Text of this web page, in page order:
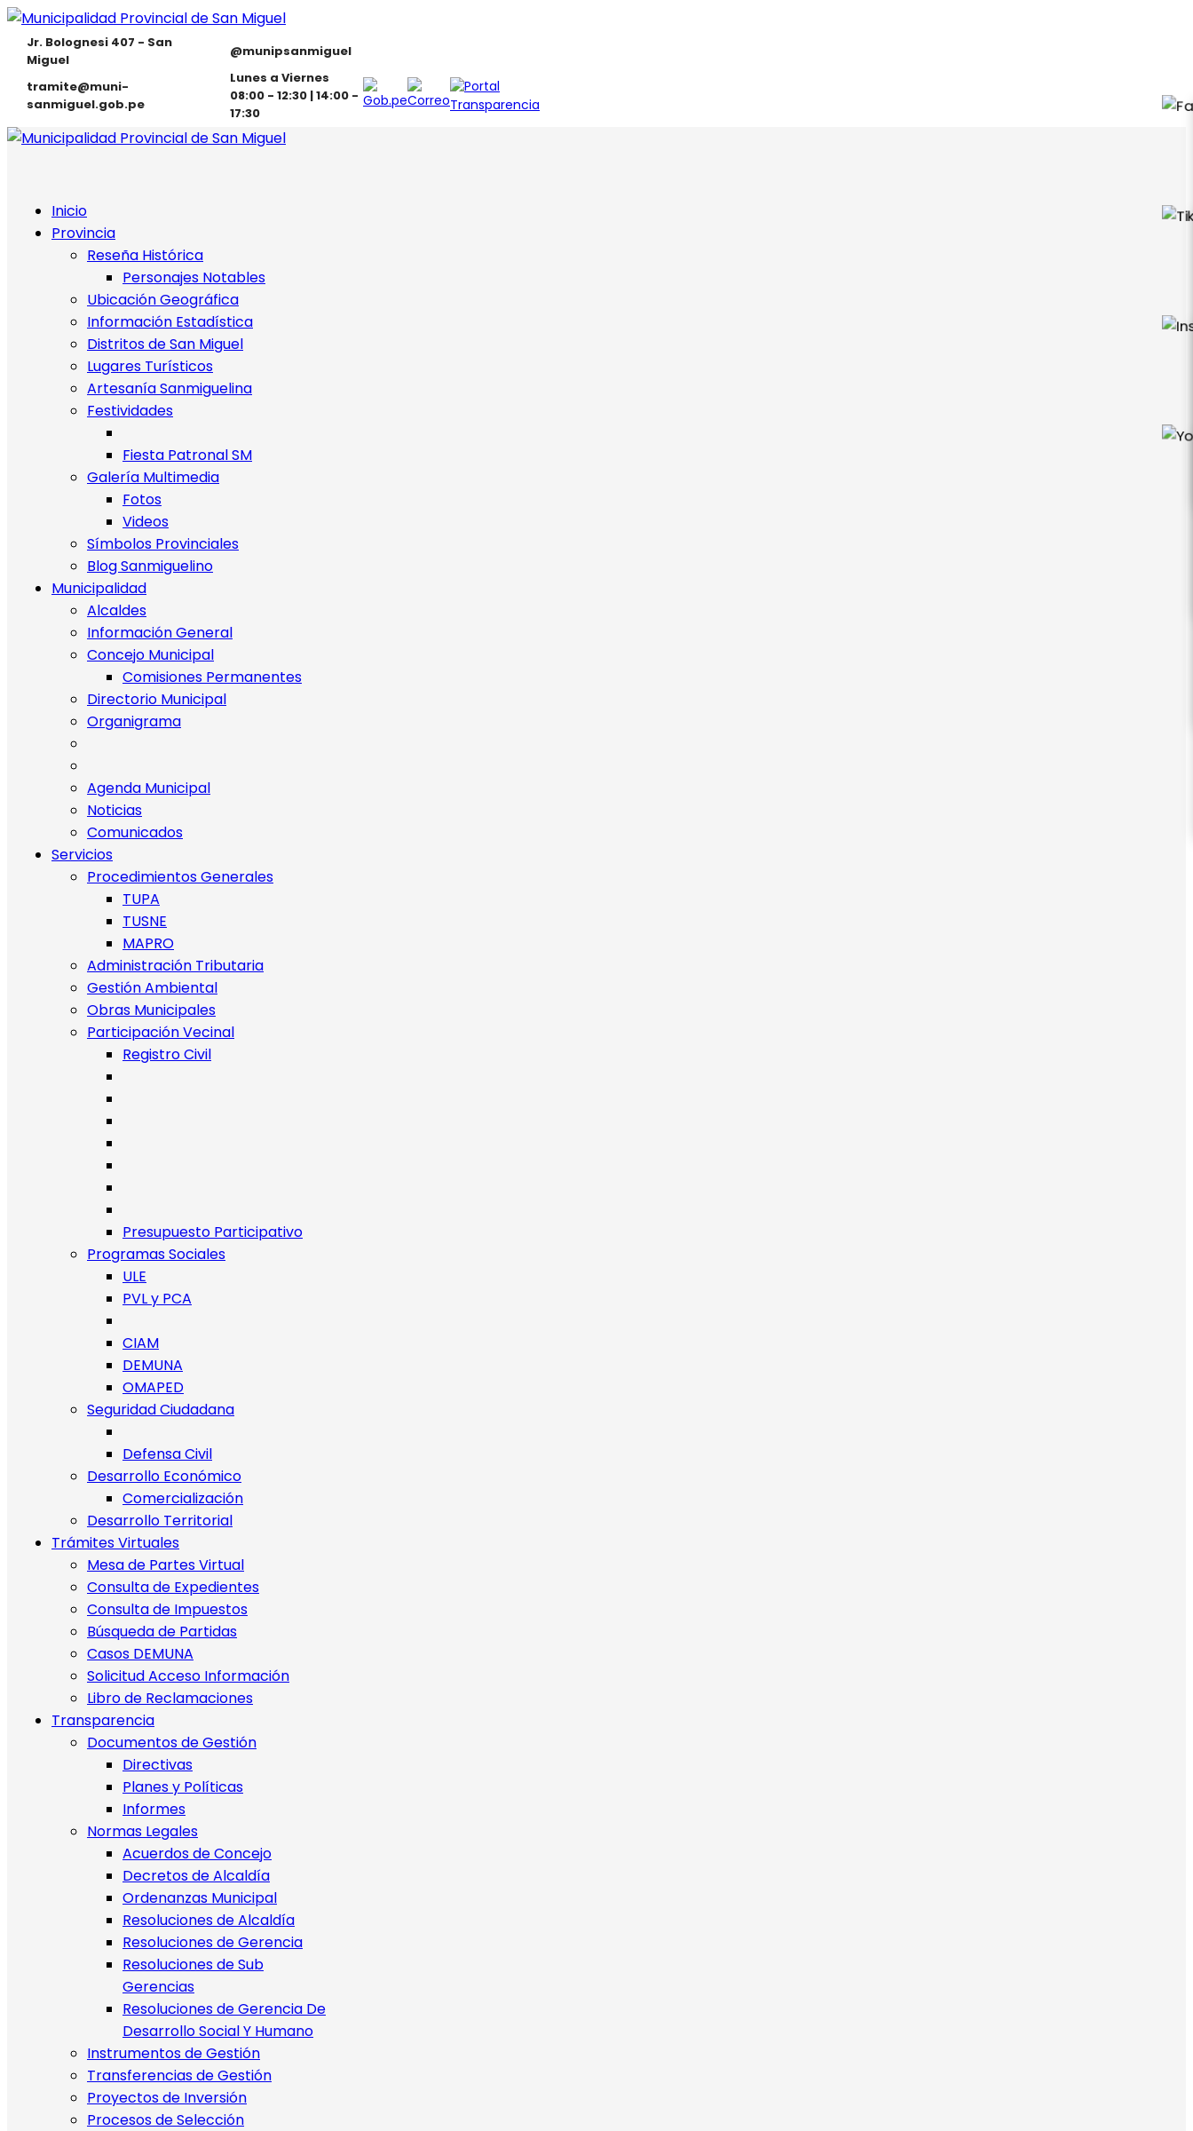
Jr. Bolognesi 407 - San
Miguel
@munipsanmiguel
tramite@muni-
sanmiguel.gob.pe
Lunes a Viernes
08:00 - 12:30 | 14:00 -
17:30
Inicio
Provincia
Reseña Histórica
Personajes Notables
Ubicación Geográfica
Información Estadística
Distritos de San Miguel
Lugares Turísticos
Artesanía Sanmiguelina
Festividades
Fiesta Patronal SM
Galería Multimedia
Fotos
Videos
Símbolos Provinciales
Blog Sanmiguelino
Municipalidad
Alcaldes
Información General
Concejo Municipal
Comisiones Permanentes
Directorio Municipal
Organigrama
Agenda Municipal
Noticias
Comunicados
Servicios
Procedimientos Generales
TUPA
TUSNE
MAPRO
Administración Tributaria
Gestión Ambiental
Obras Municipales
Participación Vecinal
Registro Civil
Presupuesto Participativo
Programas Sociales
ULE
PVL y PCA
CIAM
DEMUNA
OMAPED
Seguridad Ciudadana
Defensa Civil
Desarrollo Económico
Comercialización
Desarrollo Territorial
Trámites Virtuales
Mesa de Partes Virtual
Consulta de Expedientes
Consulta de Impuestos
Búsqueda de Partidas
Casos DEMUNA
Solicitud Acceso Información
Libro de Reclamaciones
Transparencia
Documentos de Gestión
Directivas
Planes y Políticas
Informes
Normas Legales
Acuerdos de Concejo
Decretos de Alcaldía
Ordenanzas Municipal
Resoluciones de Alcaldía
Resoluciones de Gerencia
Resoluciones de Sub
Gerencias
Resoluciones de Gerencia De
Desarrollo Social Y Humano
Instrumentos de Gestión
Transferencias de Gestión
Proyectos de Inversión
Procesos de Selección